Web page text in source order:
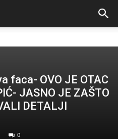
faca- OVO JE OTAC
JASNO JE ZAŠTO
DETALJI
0